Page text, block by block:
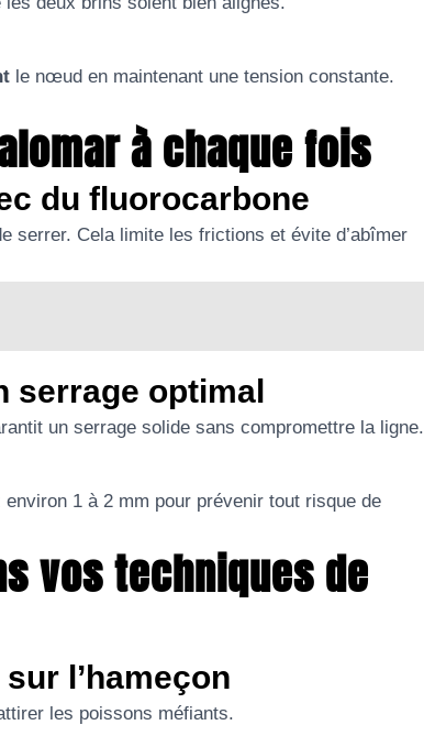
le nœud en maintenant une tension constante.
à chaque fois
du fluorocarbone
serrer. Cela limite les frictions et évite d’abîmer
serrage optimal
un serrage solide sans compromettre la ligne.
1 à 2 mm pour prévenir tout risque de
vos techniques de
l’hameçon
les poissons méfiants.